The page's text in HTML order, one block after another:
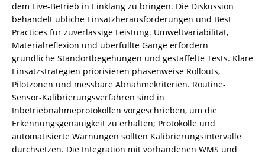
dem Live-Betrieb in Einklang zu bringen. Die Diskussion
behandelt übliche Einsatzherausforderungen und Best
Practices für zuverlässige Leistung. Umweltvariabilität,
Materialreflexion und überfüllte Gänge erfordern
gründliche Standortbegehungen und gestaffelte Tests. Klare
Einsatzstrategien priorisieren phasenweise Rollouts,
Pilotzonen und messbare Abnahmekriterien. Routine-
Sensor-Kalibrierungsverfahren sind in
Inbetriebnahmeprotokollen vorgeschrieben, um die
Erkennungsgenauigkeit zu erhalten; Protokolle und
automatisierte Warnungen sollten Kalibrierungsintervalle
durchsetzen. Die Integration mit vorhandenen WMS und